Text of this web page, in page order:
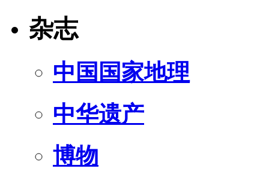
杂志
中国国家地理
中华遗产
博物